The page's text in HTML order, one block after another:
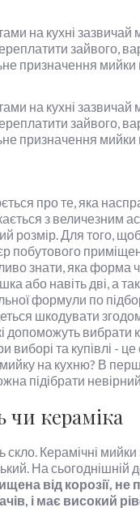
на кухні зазвичай
зайвого,
призначення мийки
на кухні зазвичай
зайвого,
призначення мийки
про те, яка
з величезним
розмір. Для того,
побутового
знати, яка форма
або навіть дві, а
формули по
шкодувати
допоможуть вибрати
та купівлі -
на кухню? В
підібрати
кераміка
скло. Керамічні
На сьогоднішній
від корозії, не
і має високий